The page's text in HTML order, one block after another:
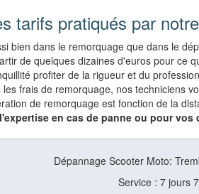
tarifs pratiqués par
bien dans le remorquage que dans le
de quelques dizaines d'euros pour ce
profiter de la rigueur et du
les frais de remorquage, nos techniciens
de remorquage est fonction de la
en cas de panne ou pour
Dépannage Scooter Moto:
Service : 7 jours